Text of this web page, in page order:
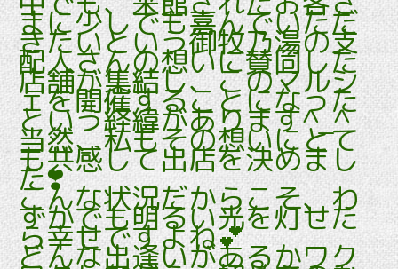
まに少しでも喜んでいただ
きたいという御牧乃湯の支
配人さんの想いに賛同した
店舗が集結し、このマルシ
ェを開催することになった
という経緯があります^_^
当然、私もその想いにとて
も共感して出店を決めまし
た❣️
こんな状況だからこそ、わ
ずかでも明るい光を灯せた
ら幸せですよね💕
どんな出逢いがあるかワク